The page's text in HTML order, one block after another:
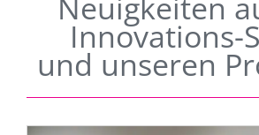
Innovations-
und unseren